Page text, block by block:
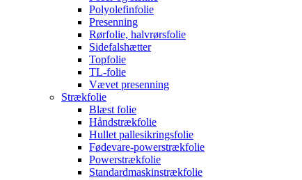
Polyolefinfolie
Presenning
Rørfolie, halvrørsfolie
Sidefalshætter
Topfolie
TL-folie
Vævet presenning
Strækfolie
Blæst folie
Håndstrækfolie
Hullet pallesikringsfolie
Fødevare-powerstrækfolie
Powerstrækfolie
Standardmaskinstrækfolie